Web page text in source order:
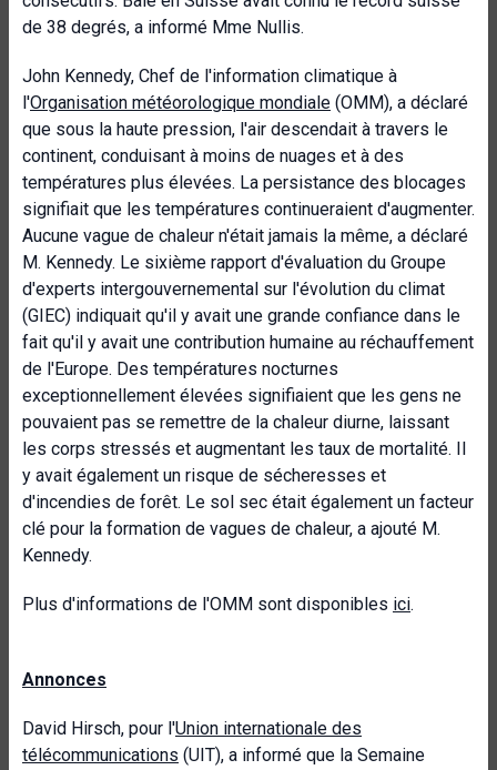
de 38 degrés, a informé Mme Nullis.
John Kennedy, Chef de l'information climatique à
l'Organisation météorologique mondiale (OMM), a déclaré
que sous la haute pression, l'air descendait à travers le
continent, conduisant à moins de nuages et à des
températures plus élevées. La persistance des blocages
signifiait que les températures continueraient d'augmenter.
Aucune vague de chaleur n'était jamais la même, a déclaré
M. Kennedy. Le sixième rapport d'évaluation du Groupe
d'experts intergouvernemental sur l'évolution du climat
(GIEC) indiquait qu'il y avait une grande confiance dans le
fait qu'il y avait une contribution humaine au réchauffement
de l'Europe. Des températures nocturnes
exceptionnellement élevées signifiaient que les gens ne
pouvaient pas se remettre de la chaleur diurne, laissant
les corps stressés et augmentant les taux de mortalité. Il
y avait également un risque de sécheresses et
d'incendies de forêt. Le sol sec était également un facteur
clé pour la formation de vagues de chaleur, a ajouté M.
Kennedy.
Plus d'informations de l'OMM sont disponibles ici.
Annonces
David Hirsch, pour l'Union internationale des
télécommunications (UIT), a informé que la Semaine